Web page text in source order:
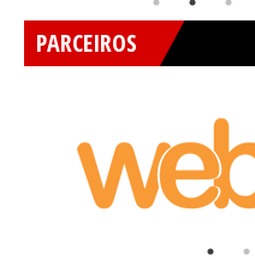
PARCEIROS